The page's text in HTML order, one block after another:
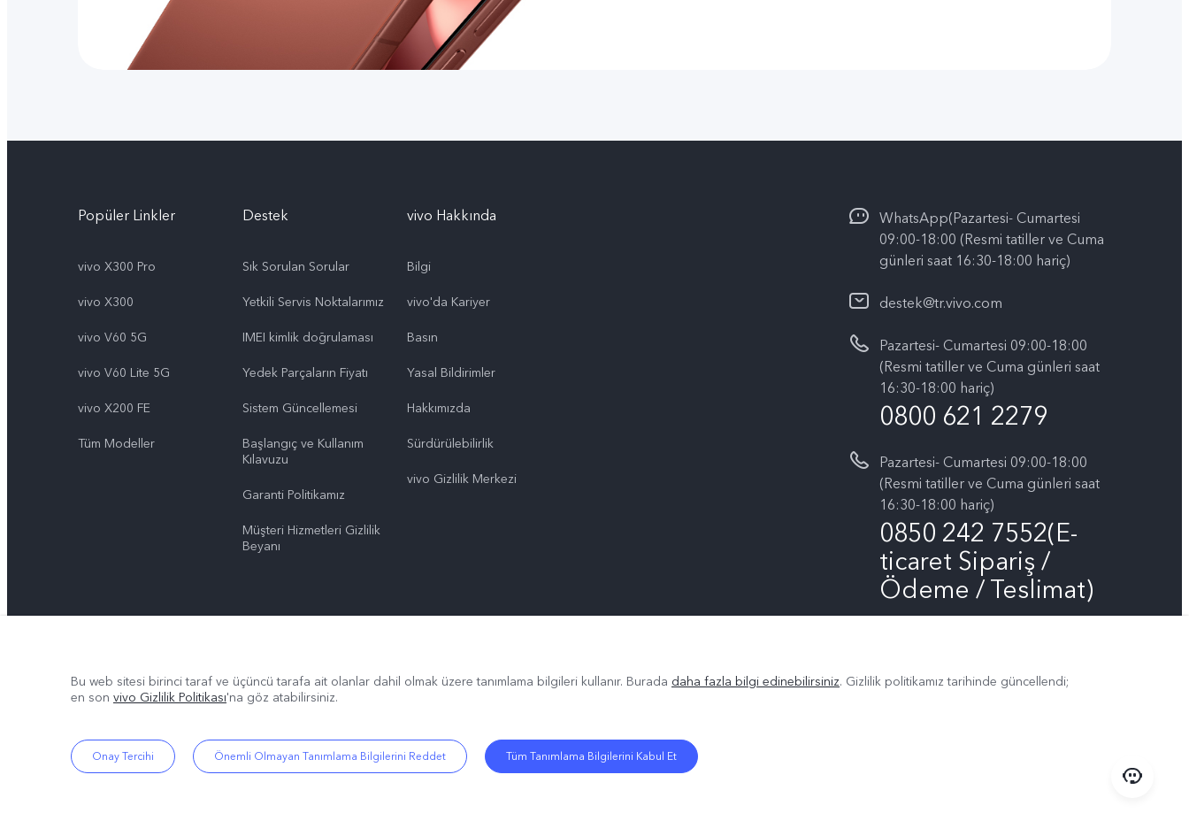
Popüler Linkler
vivo X300 Pro
vivo X300
vivo V60 5G
vivo V60 Lite 5G
vivo X200 FE
Tüm Modeller
Destek
Sık Sorulan Sorular
Yetkili Servis Noktalarımız
IMEI kimlik doğrulaması
Yedek Parçaların Fiyatı
Sistem Güncellemesi
Başlangıç ve Kullanım ​​
Kılavuzu
Garanti Politikamız
Müşteri Hizmetleri Gizlilik
Beyanı
vivo Hakkında
Bilgi
vivo'da Kariyer
Basın
Yasal Bildirimler
Hakkımızda
Sürdürülebilirlik
vivo Gizlilik Merkezi
WhatsApp(Pazartesi- Cumartesi
09:00-18:00 (Resmi tatiller ve Cuma
günleri saat 16:30-18:00 hariç)
destek@tr.vivo.com
Pazartesi- Cumartesi 09:00-18:00
(Resmi tatiller ve Cuma günleri saat
16:30-18:00 hariç)
0800 621 2279
Pazartesi- Cumartesi 09:00-18:00
(Resmi tatiller ve Cuma günleri saat
16:30-18:00 hariç)
0850 242 7552(E-
ticaret Sipariş /
Ödeme / Teslimat)
Bu web sitesi birinci taraf ve üçüncü tarafa ait olanlar dahil olmak üzere tanımlama bilgileri kullanır. Burada daha fazla bilgi edinebilirsiniz. Gizlilik politikamıztarihinde güncellendi;
en son vivo Gizlilik Politikası'na göz atabilirsiniz.
Onay Tercihi Önemli Olmayan Tanımlama Bilgilerini Reddet Tüm Tanımlama Bilgilerini Kabul Et